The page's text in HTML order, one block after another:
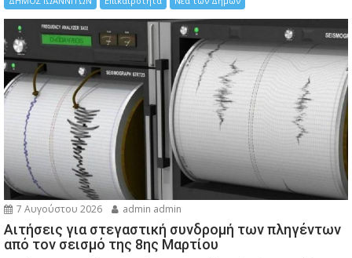
7 Αυγούστου 2026 admin admin
Αιτήσεις για στεγαστική συνδρομή των πληγέντων
από τον σεισμό της 8ης Μαρτίου